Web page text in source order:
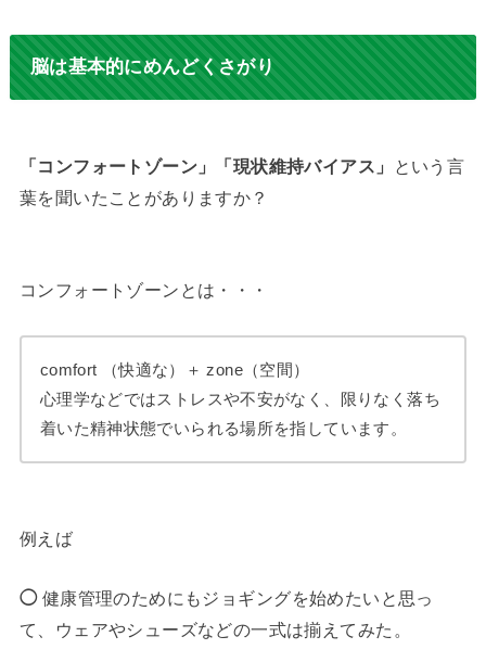
脳は基本的にめんどくさがり
「コンフォートゾーン」「現状維持バイアス」
という言
葉を聞いたことがありますか？
コンフォートゾーンとは・・・
comfort （快適な）＋ zone（空間）
心理学などではストレスや不安がなく、限りなく落ち
着いた精神状態でいられる場所を指しています。
例えば
◯健康管理のためにもジョギングを始めたいと思っ
て、ウェアやシューズなどの一式は揃えてみた。